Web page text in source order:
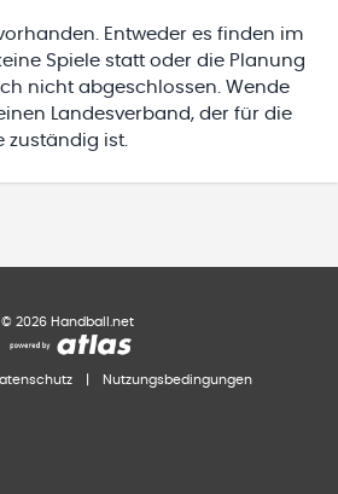
Entweder es finden im
Spiele statt oder die Planung
nicht abgeschlossen. Wende
Landesverband, der für die
zuständig ist.
© 2026 Handball.net
Nutzungsbedingungen